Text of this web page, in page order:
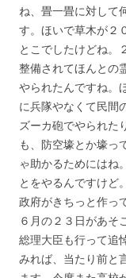
ね、畳一畳に対して
す。ほいで草木が２
とこでしたけどね。
整備されてほんとの
やられたんですね。
に兵隊やなくて民間
ズーカ砲でやられた
も、防空壕とか壕っ
ゃ助かるためにはね
とをやるんですけど
政府がきちっと作っ
６月の２３日があそ
総理大臣も行って追
みれば、当たり前と